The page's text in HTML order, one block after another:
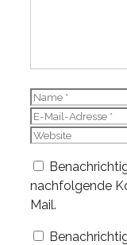
Name
E-
Mail-
Website
nachfolgende
Mail.